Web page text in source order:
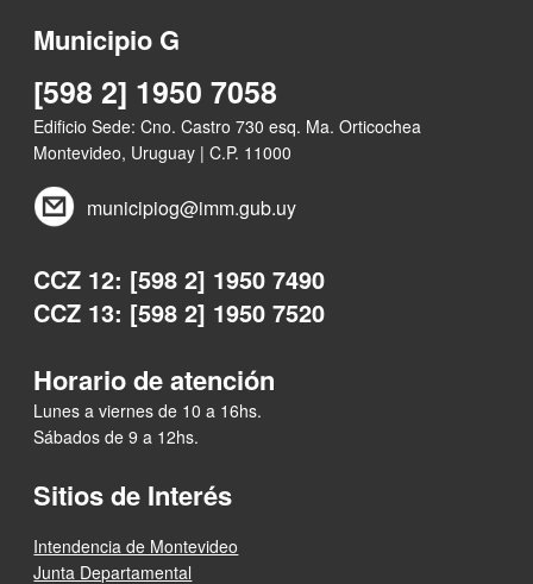
Municipio G
[598 2] 1950 7058
Edificio Sede: Cno. Castro 730 esq. Ma. Orticochea
Montevideo, Uruguay | C.P. 11000
municipiog@imm.gub.uy
CCZ 12: [598 2] 1950 7490
CCZ 13: [598 2] 1950 7520
Horario de atención
Lunes a viernes de 10 a 16hs.
Sábados de 9 a 12hs.
Sitios de Interés
Intendencia de Montevideo
Junta Departamental